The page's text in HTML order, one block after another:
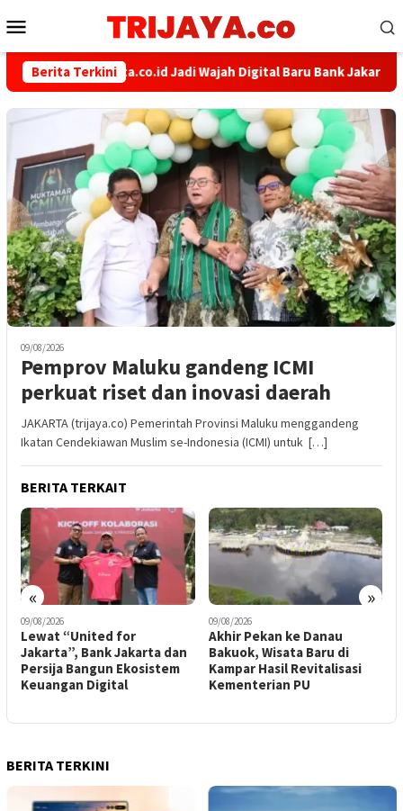
ke
Mobile
Berita Terkini
bankjakarta.co.id Jadi Wajah Digital Baru Bank Jakarta,
09/08/2026
Pemprov Maluku gandeng ICMI
perkuat riset dan inovasi daerah
JAKARTA (trijaya.co) Pemerintah Provinsi Maluku menggandeng
Ikatan Cendekiawan Muslim se-Indonesia (ICMI) untuk […]
BERITA TERKAIT
« »
dan
Akhir Pekan ke Danau
Bakuok, Wisata Baru di
Kampar Hasil Revitalisasi
Kementerian PU
Terima WTP BPK RI,
AHY: WTP Bukan Tujuan
Akhir, Tata Kelola yang
Berdampak bagi
BERITA TERKINI